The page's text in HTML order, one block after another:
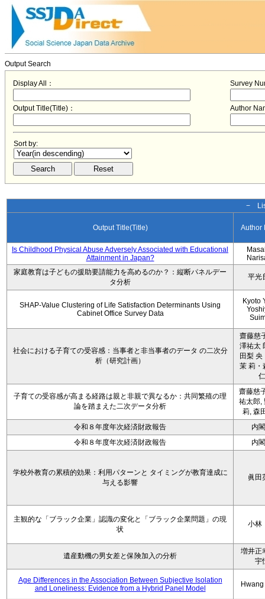
Output Search
Display All： Survey
Output Title(Title)： Author
Sort by:
−
Output Title(Title) Author
Is Childhood Physical Abuse Adversely Associated with Educational
Attainment in Japan?
家庭教育は子どもの援助要請能力を高めるのか？：縦断パネルデー
タ分析
平光
SHAP-Value Clustering of Life Satisfaction Determinants Using
Cabinet Office Survey Data
Kyoto
社会における子育ての受容感：当事者と非当事者のデータ の二次分
析（研究計画）
齋藤慈
澤祐太
田梨 央
茉 莉・
仁
子育ての受容感が高まる経路は親と非親で異なるか：共同繁殖の理
論を踏まえた二次データ分析
齋藤慈
祐太郎,
莉, 森
令和８年度年次経済財政報告
内
令和８年度年次経済財政報告
内
学校外教育の累積的効果：利用パターンと タイミングが教育達成に
与える影響
眞田
主観的な「ブラック企業」認識の変化と「ブラック企業問題」の現
状
小
遺産動機の男女差と保険加入の分析
増井正
宇
Age Differences in the Association Between Subjective Isolation
and Loneliness: Evidence from a Hybrid Panel Model